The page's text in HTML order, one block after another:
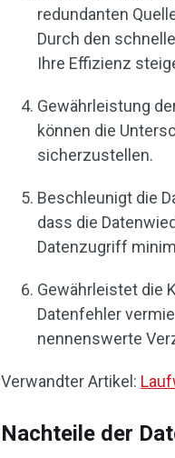
redundanten
Durch den
Ihre Effizienz
Gewährleistung
können die
sicherzustellen.
Beschleunigt die
dass die
Datenzugriff
Gewährleistet die
Datenfehler
nennenswerte
Verwandter Artikel:
Nachteile der